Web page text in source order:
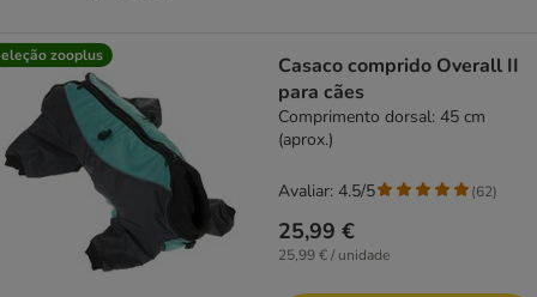
zooplus
Casaco comprido Overall II
para cães
Comprimento dorsal: 45 cm
(aprox.)
25,99 €
25,99 € / unidade
Avaliar: 4.5/5 (62)